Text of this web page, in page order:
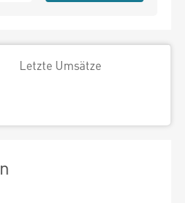
Letzte Umsätze